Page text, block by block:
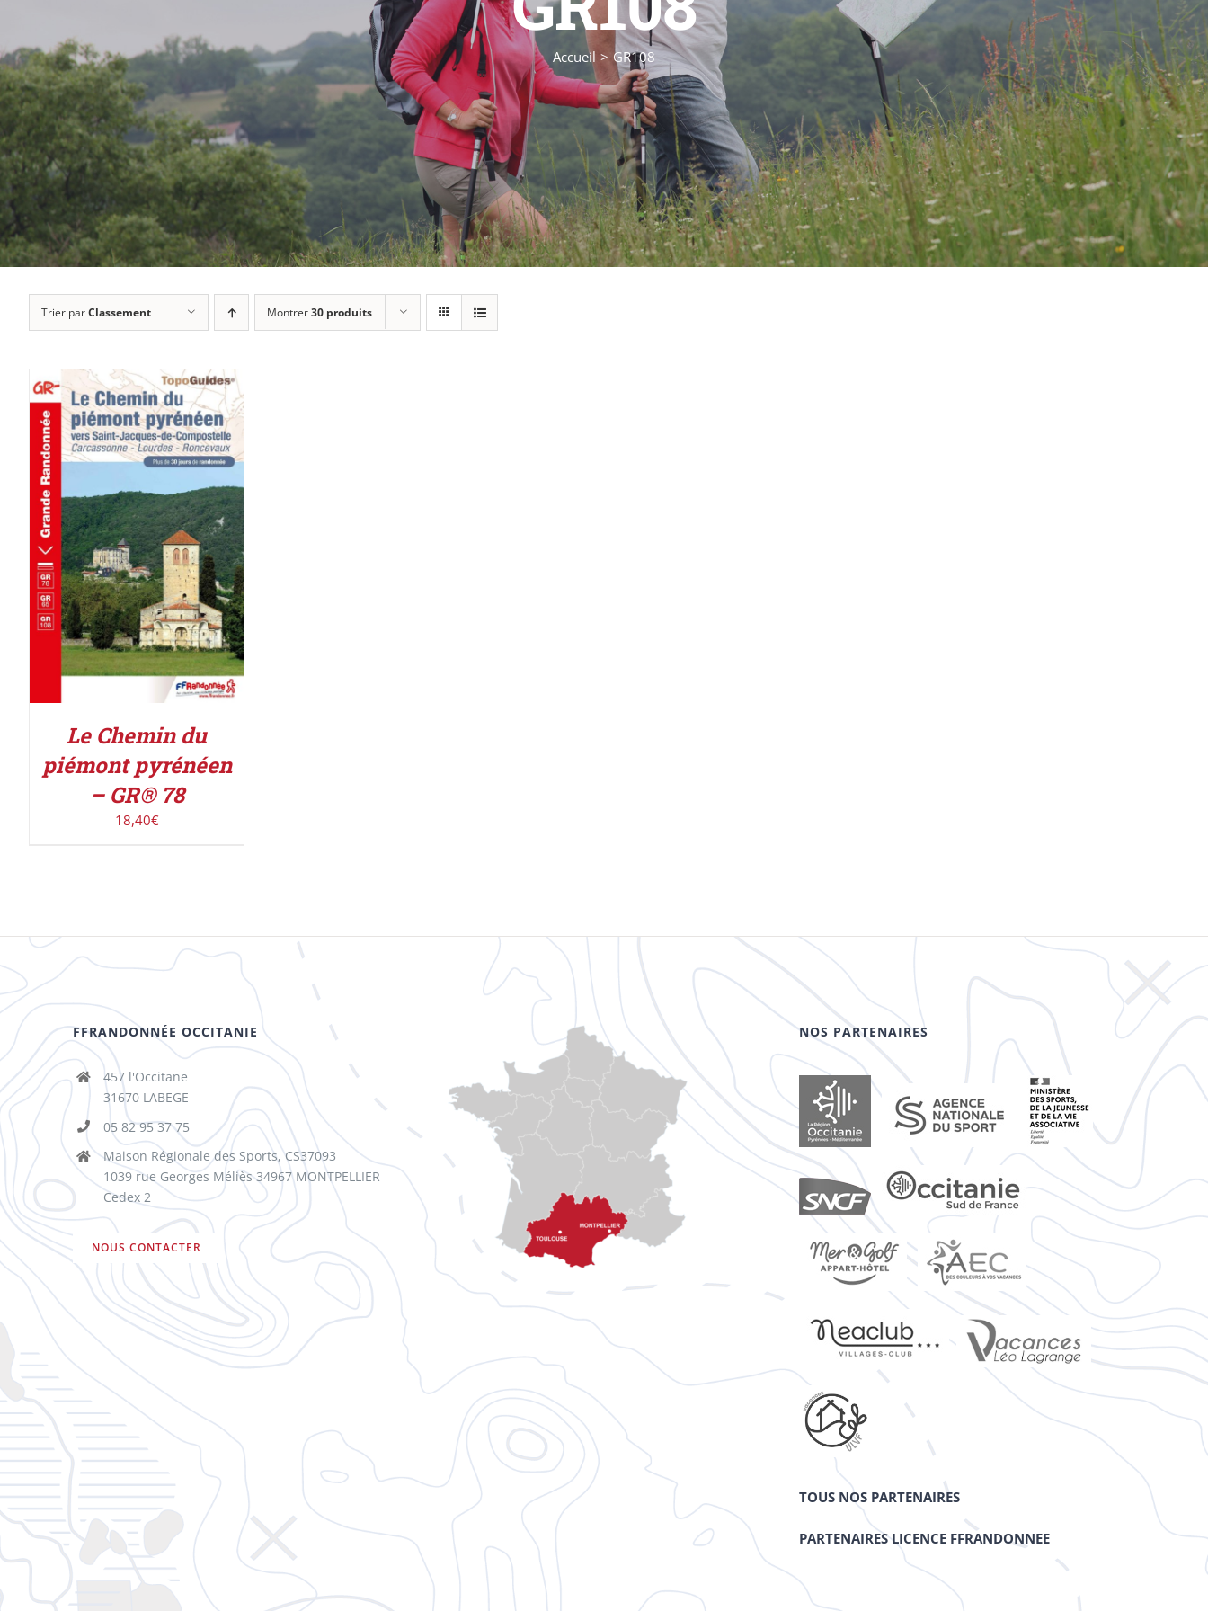
Accueil GR108
Trier parClassement Montrer30 produits
AJOUTER AU PANIER
/
DÉTAILS
Le Chemin du
piémont pyrénéen
– GR® 78
18,40€
FFRANDONNÉE OCCITANIE
457 l'Occitane
31670 LABEGE
05 82 95 37 75
Maison Régionale des Sports, CS37093
1039 rue Georges Méliès 34967 MONTPELLIER
Cedex 2
NOUS CONTACTER
NOS PARTENAIRES
TOUS NOS PARTENAIRES
PARTENAIRES LICENCE FFRANDONNEE